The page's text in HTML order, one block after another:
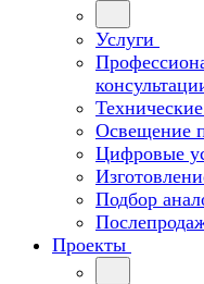
Услуги
Освещение
Цифровые
Подбор
Проекты